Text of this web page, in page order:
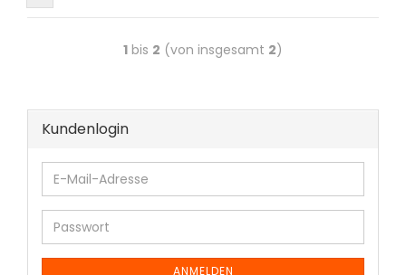
1 bis 2 (von insgesamt 2)
Kundenlogin
ANMELDEN